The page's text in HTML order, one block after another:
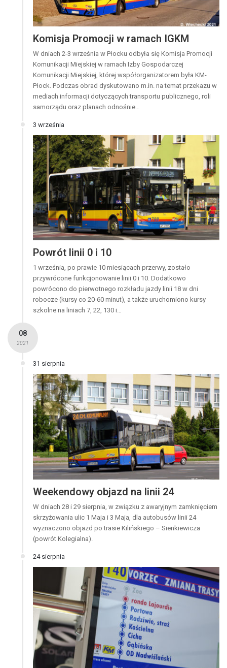
Komisja Promocji w ramach IGKM
W dniach 2-3 września w Płocku odbyła się Komisja Promocji
Komunikacji Miejskiej w ramach Izby Gospodarczej
Komunikacji Miejskiej, której współorganizatorem była KM-
Płock. Podczas obrad dyskutowano m.in. na temat przekazu w
mediach informacji dotyczących transportu publicznego, roli
samorządu oraz planach odnośnie…
3 września
Powrót linii 0 i 10
1 września, po prawie 10 miesiącach przerwy, zostało
przywrócone funkcjonowanie linii 0 i 10. Dodatkowo
powrócono do pierwotnego rozkładu jazdy linii 18 w dni
robocze (kursy co 20-60 minut), a także uruchomiono kursy
szkolne na liniach 7, 22, 130 i…
08
2021
31 sierpnia
Weekendowy objazd na linii 24
W dniach 28 i 29 sierpnia, w związku z awaryjnym zamknięciem
skrzyżowania ulic 1 Maja i 3 Maja, dla autobusów linii 24
wyznaczono objazd po trasie Kilińskiego – Sienkiewicza
(powrót Kolegialna).
24 sierpnia